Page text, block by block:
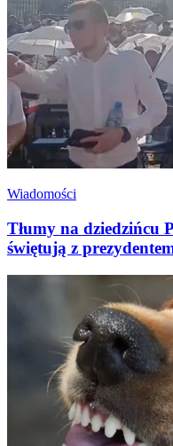
Wiadomości
Tłumy na dziedzińcu
świętują z